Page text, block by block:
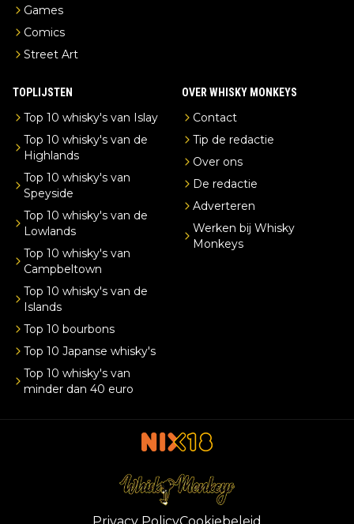
Games
Comics
Street Art
TOPLIJSTEN
Top 10 whisky's van Islay
Top 10 whisky's van de
Highlands
Top 10 whisky's van
Speyside
Top 10 whisky's van de
Lowlands
Top 10 whisky's van
Campbeltown
Top 10 whisky's van de
Islands
Top 10 bourbons
Top 10 Japanse whisky's
Top 10 whisky's van
minder dan 40 euro
OVER WHISKY MONKEYS
Contact
Tip de redactie
Over ons
De redactie
Adverteren
Werken bij Whisky
Monkeys